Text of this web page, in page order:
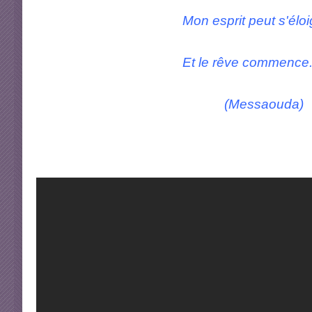
Mon esprit peut s'éloigner
Et le rêve
(Messaouda)